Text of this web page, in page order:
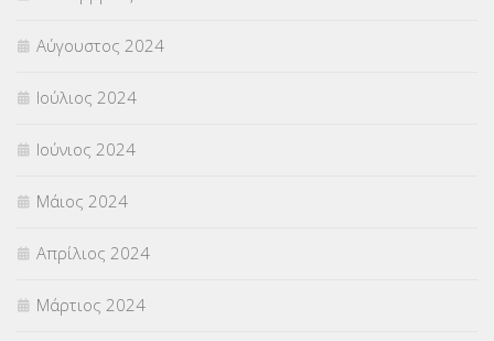
Αύγουστος 2024
Ιούλιος 2024
Ιούνιος 2024
Μάιος 2024
Απρίλιος 2024
Μάρτιος 2024